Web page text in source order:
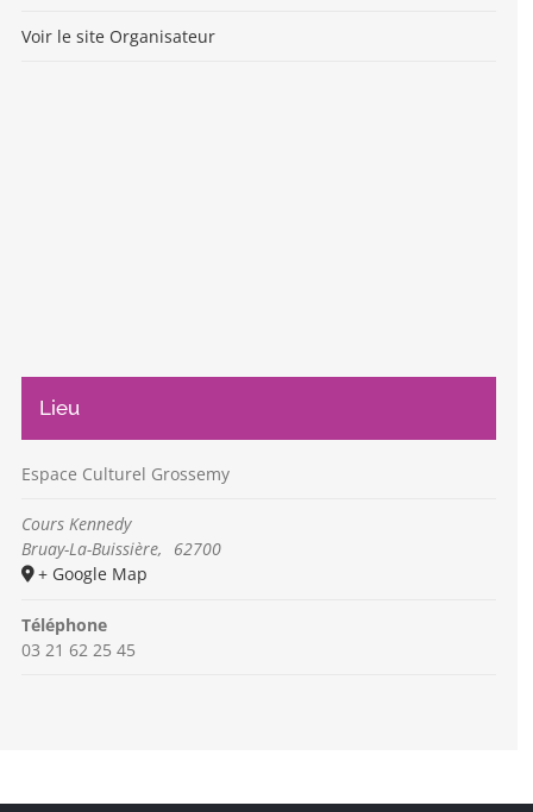
Voir le site Organisateur
Lieu
Espace Culturel Grossemy
Cours Kennedy
Bruay-La-Buissière,
62700
+ Google Map
Téléphone
03 21 62 25 45